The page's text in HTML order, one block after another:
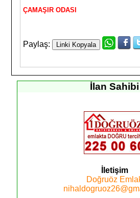
ÇAMAŞIR ODASI
Paylaş:
İlan Sahibi
İletişim
Doğruöz